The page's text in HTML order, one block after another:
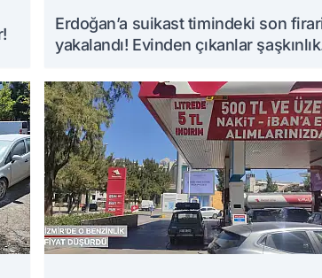
Erdoğan’a suikast timindeki son
yakalandı! Evinden çıkanlar şaşkınlık